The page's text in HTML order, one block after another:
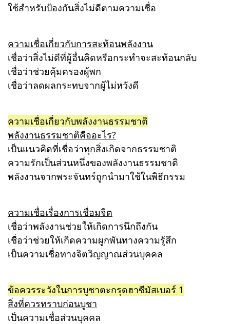
ใช้สำหรับป้องกันสิ่งไม่ดีตามความเชื่อ
ความเชื่อเกี่ยวกับการสะท้อนพลังงาน
เชื่อว่าสิ่งไม่ดีที่ผู้อื่นคิดหรือกระทำจะสะท้อนกลับ
เชื่อว่าช่วยคุ้มครองผู้พก
เชื่อว่าลดผลกระทบจากผู้ไม่หวังดี
ความเชื่อเกี่ยวกับพลังงานธรรมชาติ
พลังงานธรรมชาติคืออะไร?
เป็นแนวคิดที่เชื่อว่าทุกสิ่งเกิดจากธรรมชาติ
ความรักเป็นส่วนหนึ่งของพลังงานธรรมชาติ
พลังงานจากพระจันทร์ถูกนำมาใช้ในพิธีกรรม
ความเชื่อเรื่องการเชื่อมจิต
เชื่อว่าพลังงานช่วยให้เกิดการนึกถึงกัน
เชื่อว่าช่วยให้เกิดความผูกพันทางความรู้สึก
เป็นความเชื่อทางจิตวิญญาณส่วนบุคคล
ข้อควรระวังในการบูชาตะกรุดฮาซีมัสเบอร์ 1
สิ่งที่ควรทราบก่อนบูชา
เป็นความเชื่อส่วนบุคคล